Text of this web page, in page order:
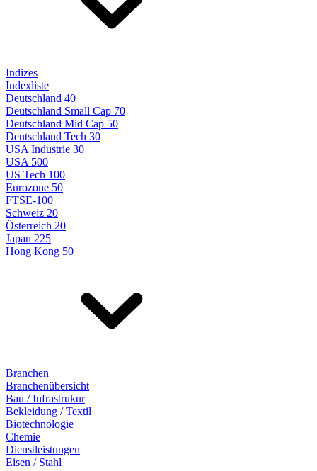
Indizes
Indexliste
Deutschland 40
Deutschland Small Cap 70
Deutschland Mid Cap 50
Deutschland Tech 30
USA Industrie 30
USA 500
US Tech 100
Eurozone 50
FTSE-100
Schweiz 20
Österreich 20
Japan 225
Hong Kong 50
Branchen
Branchenübersicht
Bau / Infrastrukur
Bekleidung / Textil
Biotechnologie
Chemie
Dienstleistungen
Eisen / Stahl